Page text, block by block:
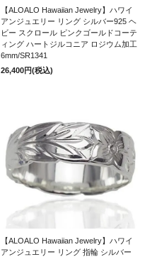
【ALOALO Hawaiian Jewelry】ハワイ
アンジュエリー リング シルバー925 ヘ
ビー スクロール ピンクゴールドコーテ
ィング ハートジルコニア ロジウム加工
6mm/SR1341
26,400円(税込)
【ALOALO Hawaiian Jewelry】ハワイ
アンジュエリー リング 指輪 シルバー